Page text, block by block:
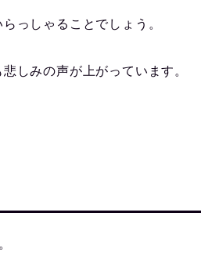
っしゃることでしょう。
しみの声が上がっています。